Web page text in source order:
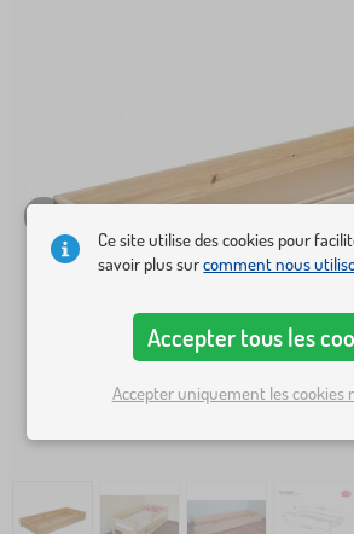
Ce site utilise des cookies pour
savoir plus surcomment nous
Accepter tous les
Accepter uniquement les cookies